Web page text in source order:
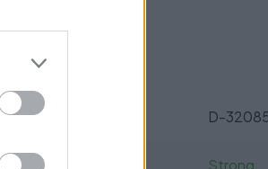
Parametre
D-
Strong